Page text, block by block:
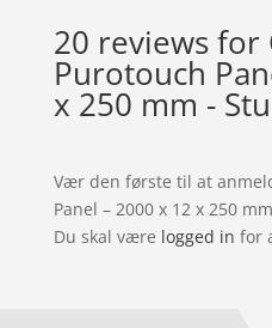
20 reviews for
Purotouch
x 250 mm -
Vær den første til at
Panel – 2000 x 12 x 250
Du skal være logged in for